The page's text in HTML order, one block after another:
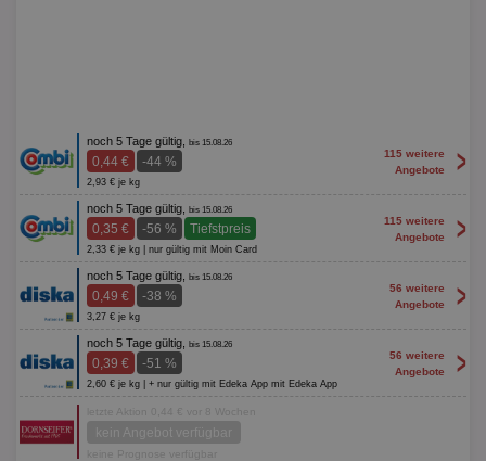
noch 5 Tage gültig, bis 15.08.26
0,44 € -44 %
2,93 € je kg
115 weitere
Angebote
>
noch 5 Tage gültig, bis 15.08.26
0,35 € -56 % Tiefstpreis
2,33 € je kg | nur gültig mit Moin Card
115 weitere
Angebote
>
noch 5 Tage gültig, bis 15.08.26
0,49 € -38 %
3,27 € je kg
56 weitere
Angebote
>
noch 5 Tage gültig, bis 15.08.26
0,39 € -51 %
2,60 € je kg | + nur gültig mit Edeka App mit Edeka App
56 weitere
Angebote
>
letzte Aktion 0,44 € vor 8 Wochen
kein Angebot verfügbar
keine Prognose verfügbar